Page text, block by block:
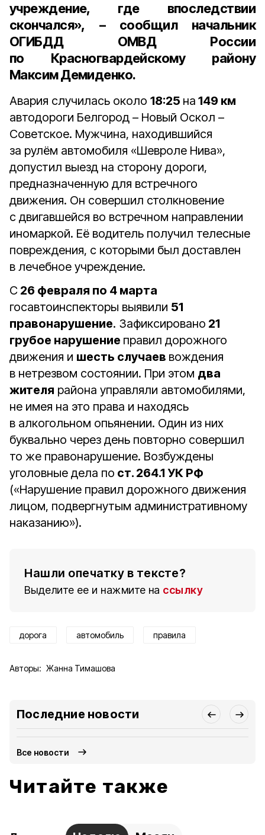
учреждение, где впоследствии
скончался», – сообщил начальник
ОГИБДД ОМВД России
по Красногвардейскому району
Максим Демиденко.
Авария случилась около 18:25 на 149 км
автодороги Белгород – Новый Оскол –
Советское. Мужчина, находившийся
за рулём автомобиля «Шевроле Нива»,
допустил выезд на сторону дороги,
предназначенную для встречного
движения. Он совершил столкновение
с двигавшейся во встречном направлении
иномаркой. Её водитель получил телесные
повреждения, с которыми был доставлен
в лечебное учреждение.
С 26 февраля по 4 марта
госавтоинспекторы выявили 51
правонарушение. Зафиксировано 21
грубое нарушение правил дорожного
движения и шесть случаев вождения
в нетрезвом состоянии. При этом два
жителя района управляли автомобилями,
не имея на это права и находясь
в алкогольном опьянении. Один из них
буквально через день повторно совершил
то же правонарушение. Возбуждены
уголовные дела по ст. 264.1 УК РФ
(«Нарушение правил дорожного движения
лицом, подвергнутым административному
наказанию»).
Нашли опечатку в тексте?
Выделите ее и нажмите на ссылку
дорога автомобиль правила
Авторы: Жанна Тимашова
Последние новости
Все новости
Читайте также